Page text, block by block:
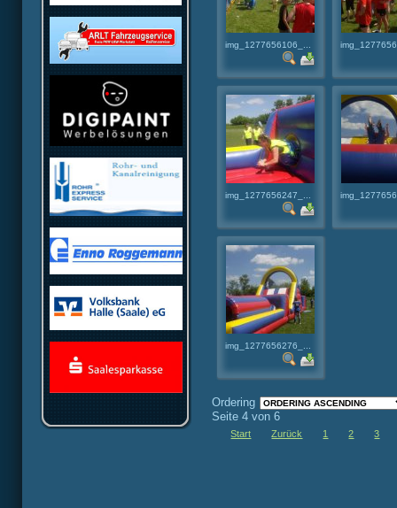
img_1277656106_...
img_1277656247_...
img_1277656276_...
Ordering
Seite 4 von 6
Start Zurück 1 2 3